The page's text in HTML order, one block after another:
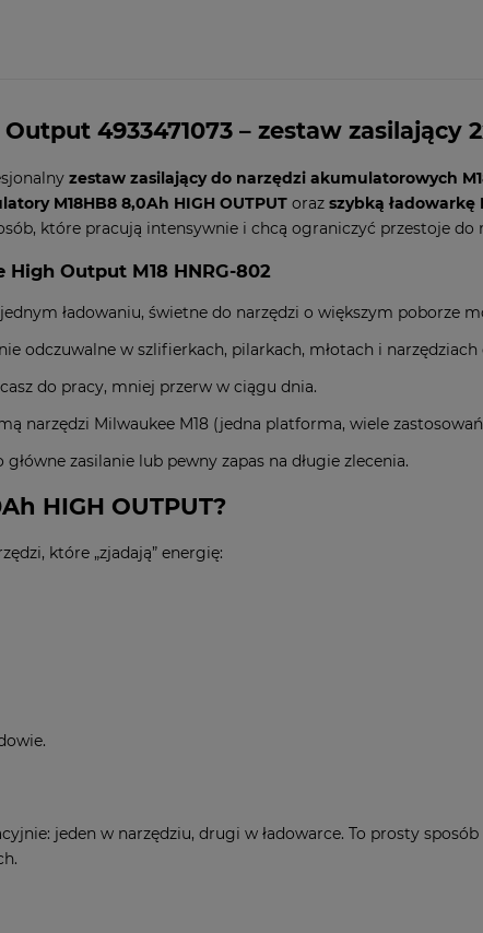
4933471073 – zestaw zasilający
zestaw zasilający do narzędzi akumulatorowych
M18HB8 8,0Ah HIGH OUTPUT oraz szybką ładowarkę
które pracują intensywnie i chcą ograniczyć przestoje
Output M18 HNRG-802
jednym ładowaniu, świetne do narzędzi o większym poborze
odczuwalne w szlifierkach, pilarkach, młotach i narzędziach
do pracy, mniej przerw w ciągu dnia.
narzędzi Milwaukee M18 (jedna platforma, wiele
główne zasilanie lub pewny zapas na długie zlecenia.
HIGH OUTPUT?
które „zjadają” energię:
jeden w narzędziu, drugi w ładowarce. To prosty